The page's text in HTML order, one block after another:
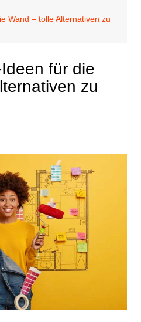
Wand – tolle Alternativen zu
für die
zu